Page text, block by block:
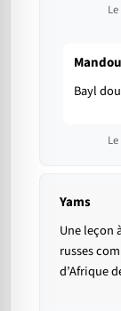
Bayl
Yams
Une leçon
russes
d’Afrique